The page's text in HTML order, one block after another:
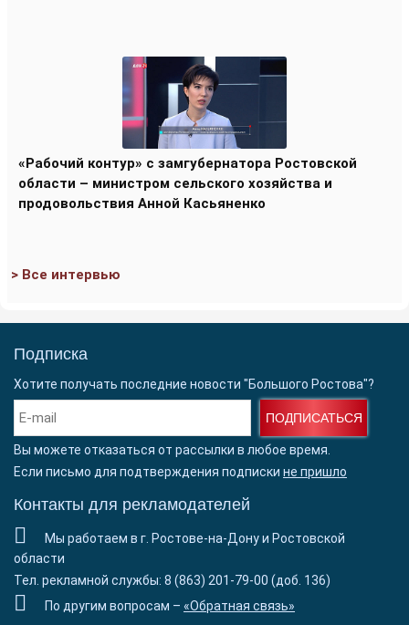
«Рабочий контур» с замгубернатора Ростовской
области – министром сельского хозяйства и
продовольствия Анной Касьяненко
> Все интервью
Подписка
Хотите получать последние новости "Большого Ростова"?
ПОДПИСАТЬСЯ
Вы можете отказаться от рассылки в любое время.
Если письмо для подтверждения подписки не пришло
Контакты для рекламодателей
Мы работаем в г. Ростове-на-Дону и Ростовской
области
Тел. рекламной службы: 8 (863) 201-79-00 (доб. 136)
По другим вопросам – «Обратная связь»